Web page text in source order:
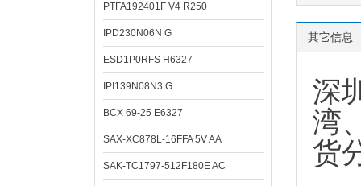
PTFA192401F V4 R250
IPD230N06N G
ESD1P0RFS H6327
IPI139N08N3 G
BCX 69-25 E6327
SAX-XC878L-16FFA 5V AA
SAK-TC1797-512F180E AC
其它信息
深
湾
货